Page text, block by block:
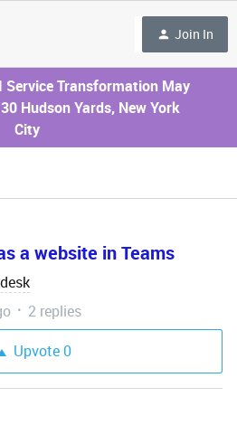
Join In
Service Transformation May
Hudson Yards, New York
City
a website in Teams
2 replies
Upvote0